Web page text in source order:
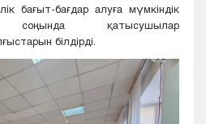
бағыт-бағдар алуға мүмкіндік
қатысушылар
білдірді.